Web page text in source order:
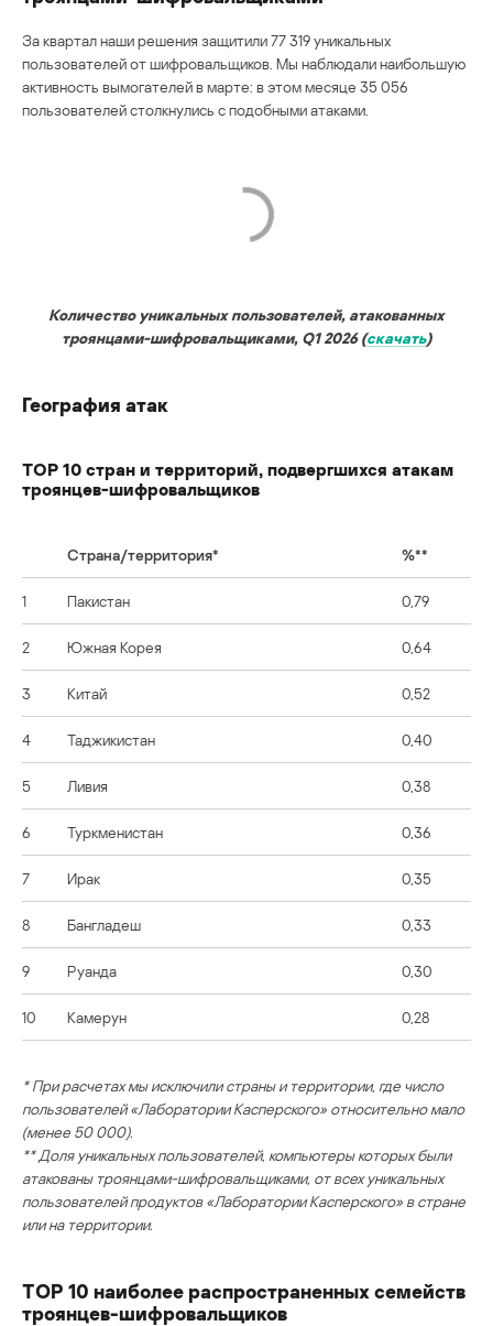
За квартал наши решения защитили 77 319 уникальных
пользователей от шифровальщиков. Мы наблюдали наибольшую
активность вымогателей в марте: в этом месяце 35 056
пользователей столкнулись с подобными атаками.
Количество уникальных пользователей, атакованных
троянцами-шифровальщиками, Q1 2026 (скачать)
География атак
TОР 10 стран и территорий, подвергшихся атакам
троянцев-шифровальщиков
Страна/территория* %**
1 Пакистан 0,79
2 Южная Корея 0,64
3 Китай 0,52
4 Таджикистан 0,40
5 Ливия 0,38
6 Туркменистан 0,36
7 Ирак 0,35
8 Бангладеш 0,33
9 Руанда 0,30
10 Камерун 0,28
* При расчетах мы исключили страны и территории, где число
пользователей «Лаборатории Касперского» относительно мало
(менее 50 000).
** Доля уникальных пользователей, компьютеры которых были
атакованы троянцами-шифровальщиками, от всех уникальных
пользователей продуктов «Лаборатории Касперского» в стране
или на территории.
TОР 10 наиболее распространенных семейств
троянцев-шифровальщиков